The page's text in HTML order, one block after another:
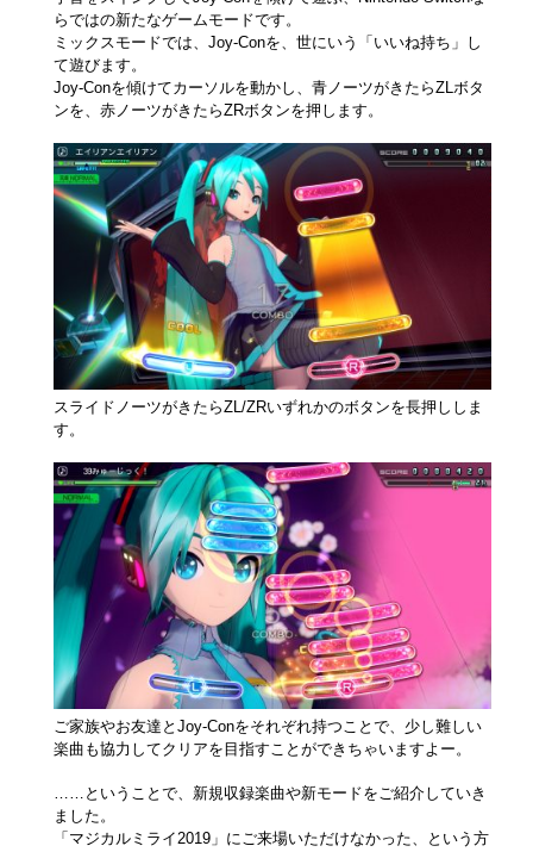
らではの新たなゲームモードです。
ミックスモードでは、Joy-Conを、世にいう「いいね持ち」し
て遊びます。
Joy-Conを傾けてカーソルを動かし、青ノーツがきたらZLボタ
ンを、赤ノーツがきたらZRボタンを押します。
スライドノーツがきたらZL/ZRいずれかのボタンを長押ししま
す。
ご家族やお友達とJoy-Conをそれぞれ持つことで、少し難しい
楽曲も協力してクリアを目指すことができちゃいますよー。
……ということで、新規収録楽曲や新モードをご紹介していき
ました。
「マジカルミライ2019」にご来場いただけなかった、という方